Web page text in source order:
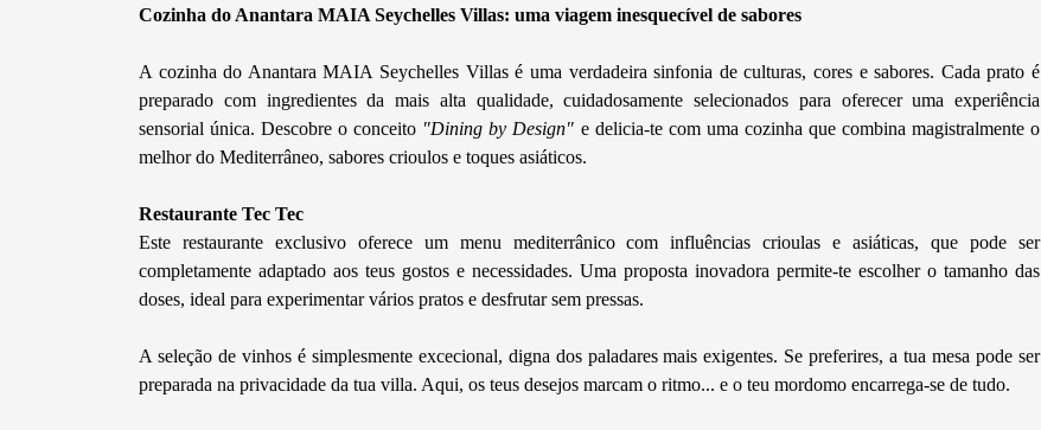
Cozinha do Anantara MAIA Seychelles Villas: uma viagem inesquecível de sabores
A cozinha do Anantara MAIA Seychelles Villas é uma verdadeira sinfonia de culturas, cores e sabores. Cada prato é
preparado com ingredientes da mais alta qualidade, cuidadosamente selecionados para oferecer uma experiência
sensorial única. Descobre o conceito "Dining by Design" e delicia-te com uma cozinha que combina magistralmente o
melhor do Mediterrâneo, sabores crioulos e toques asiáticos.
Restaurante Tec Tec
Este restaurante exclusivo oferece um menu mediterrânico com influências crioulas e asiáticas, que pode ser
completamente adaptado aos teus gostos e necessidades. Uma proposta inovadora permite-te escolher o tamanho das
doses, ideal para experimentar vários pratos e desfrutar sem pressas.
A seleção de vinhos é simplesmente excecional, digna dos paladares mais exigentes. Se preferires, a tua mesa pode ser
preparada na privacidade da tua villa. Aqui, os teus desejos marcam o ritmo... e o teu mordomo encarrega-se de tudo.